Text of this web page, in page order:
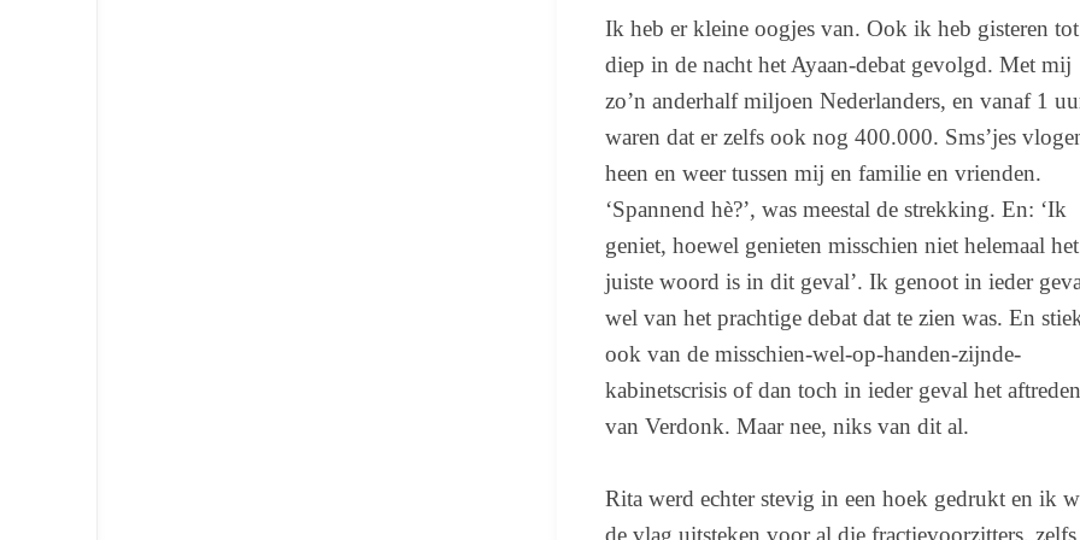
Ik heb er kleine oogjes van. Ook ik heb gisteren tot
diep in de nacht het Ayaan-debat gevolgd. Met mij
zo’n anderhalf miljoen Nederlanders, en vanaf 1
waren dat er zelfs ook nog 400.000. Sms’jes
heen en weer tussen mij en familie en vrienden.
‘Spannend hè?’, was meestal de strekking. En: ‘Ik
geniet, hoewel genieten misschien niet helemaal het
juiste woord is in dit geval’. Ik genoot in ieder
wel van het prachtige debat dat te zien was. En
ook van de misschien-wel-op-handen-zijnde-
kabinetscrisis of dan toch in ieder geval het aftreden
van Verdonk. Maar nee, niks van dit al.
Rita werd echter stevig in een hoek gedrukt en ik
de vlag uitsteken voor al die fractievoorzitters,